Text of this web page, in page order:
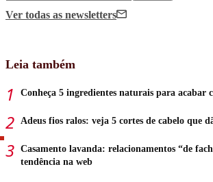
Ver todas as newsletters
Leia também
Conheça 5 ingredientes naturais para acabar
Adeus fios ralos: veja 5 cortes de cabelo que
Casamento lavanda: relacionamentos “de
tendência na web